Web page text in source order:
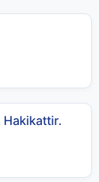
Hakikattir.